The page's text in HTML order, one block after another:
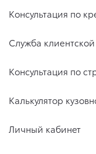
Консультация по
Служба
Консультация по
Калькулятор
Личный кабинет